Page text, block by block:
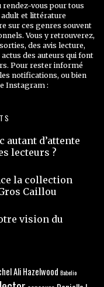
rendez-vous pour tous
adult et littérature
sur ces genres souvent
Vous y retrouverez,
des avis lecture,
des auteurs qui font
Pour rester informé
notifications, ou bien
Instagram :
autant d’attente
lecteurs ?
la collection
Caillou
vision du
Ali Hazelwood Babelio